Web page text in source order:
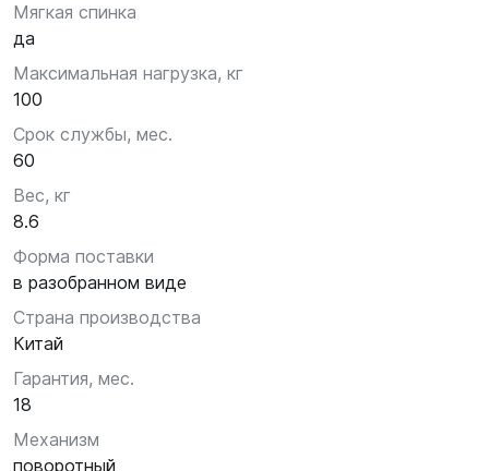
Мягкая спинка
да
Максимальная нагрузка, кг
100
Срок службы, мес.
60
Вес, кг
8.6
Форма поставки
в разобранном виде
Страна производства
Китай
Гарантия, мес.
18
Механизм
поворотный